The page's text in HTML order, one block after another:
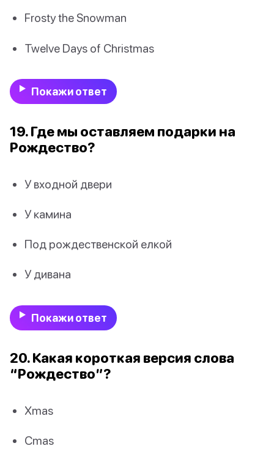
Frosty the Snowman
Twelve Days of Christmas
Покажи ответ
19. Где мы оставляем подарки на
Рождество?
У входной двери
У камина
Под рождественской елкой
У дивана
Покажи ответ
20. Какая короткая версия слова
“Рождество”?
Xmas
Cmas